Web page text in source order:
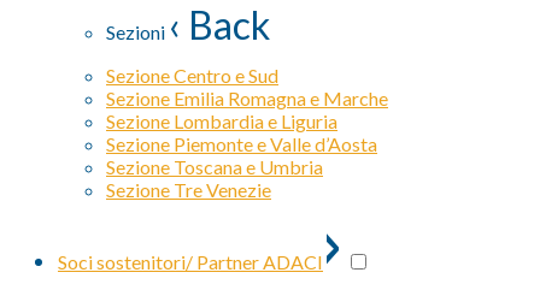
Sezioni ‹ Back
Sezione Centro e Sud
Sezione Emilia Romagna e Marche
Sezione Lombardia e Liguria
Sezione Piemonte e Valle d’Aosta
Sezione Toscana e Umbria
Sezione Tre Venezie
Soci sostenitori/ Partner ADACI ›